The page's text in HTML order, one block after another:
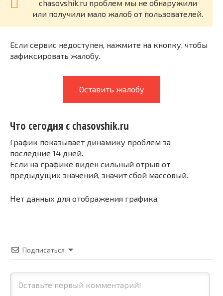
chasovshik.ru проблем мы не обнаружили
или получили мало жалоб от пользователей.
Если сервис недоступен, нажмите на кнопку, чтобы
зафиксировать жалобу.
Оставить жалобу
Что сегодня с chasovshik.ru
График показывает динамику проблем за
последние 14 дней.
Если на графике виден сильный отрыв от
предыдущих значений, значит сбой массовый.
Нет данных для отображения графика.
Подписаться